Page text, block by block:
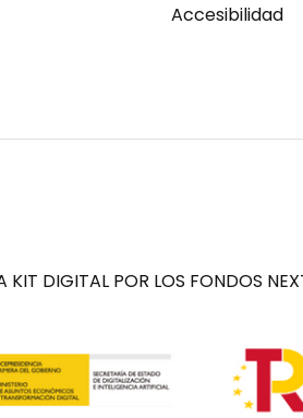
Accesibilidad
DIGITAL POR LOS FONDOS